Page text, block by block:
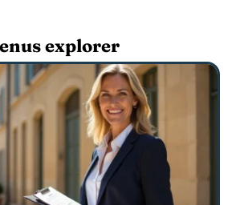
explorer